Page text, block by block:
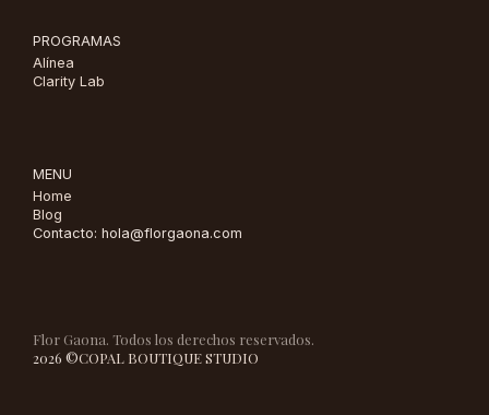
PROGRAMAS
Alínea
Clarity Lab
MENU
Home
Blog
Contacto: hola@florgaona.com
Flor Gaona. Todos los derechos reservados.
2026 ©COPAL BOUTIQUE STUDIO